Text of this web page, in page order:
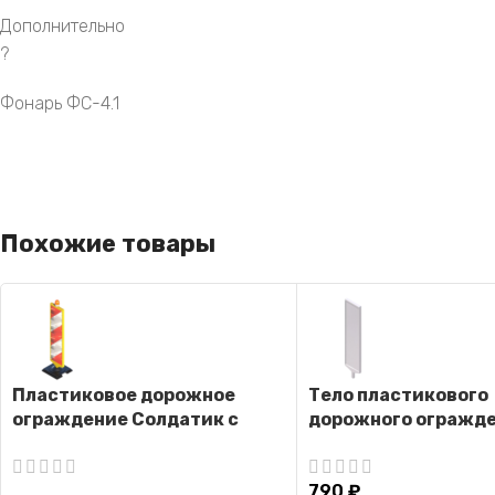
Дополнительно
?
Фонарь ФС-4.1
Похожие товары
Пластиковое дорожное
ограждение Солдатик с
(Двусторонний)
Тело пластикового
дорожного
790₽